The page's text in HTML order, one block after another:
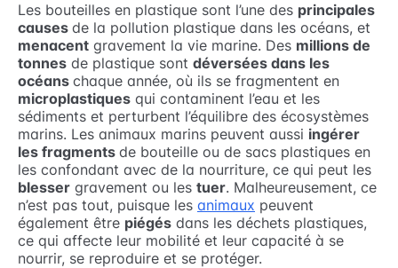
Les bouteilles en plastique sont l’une des principales
causes de la pollution plastique dans les océans, et
menacent gravement la vie marine. Des millions de
tonnes de plastique sont déversées dans les
océans chaque année, où ils se fragmentent en
microplastiques qui contaminent l’eau et les
sédiments et perturbent l’équilibre des écosystèmes
marins. Les animaux marins peuvent aussi ingérer
les fragments de bouteille ou de sacs plastiques en
les confondant avec de la nourriture, ce qui peut les
blesser gravement ou les tuer. Malheureusement, ce
n’est pas tout, puisque les animaux peuvent
également être piégés dans les déchets plastiques,
ce qui affecte leur mobilité et leur capacité à se
nourrir, se reproduire et se protéger.